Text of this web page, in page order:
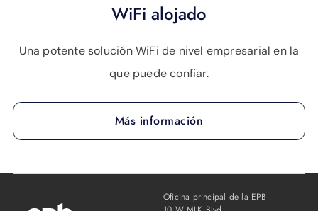
WiFi alojado
Una potente solución WiFi de nivel empresarial en la
que puede confiar.
Más información
Oficina principal de la EPB